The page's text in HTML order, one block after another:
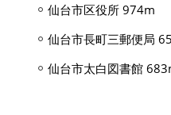
仙台市区役所 974m
仙台市長町三郵便局
仙台市太白図書館